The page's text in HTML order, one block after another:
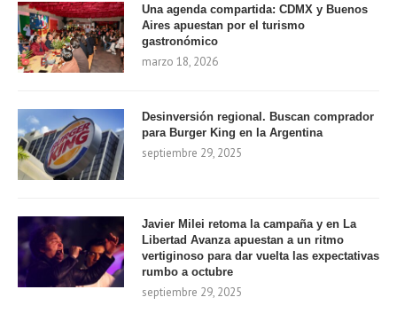
Una agenda compartida: CDMX y Buenos
Aires apuestan por el turismo
gastronómico
marzo 18, 2026
Desinversión regional. Buscan comprador
para Burger King en la Argentina
septiembre 29, 2025
Javier Milei retoma la campaña y en La
Libertad Avanza apuestan a un ritmo
vertiginoso para dar vuelta las expectativas
rumbo a octubre
septiembre 29, 2025